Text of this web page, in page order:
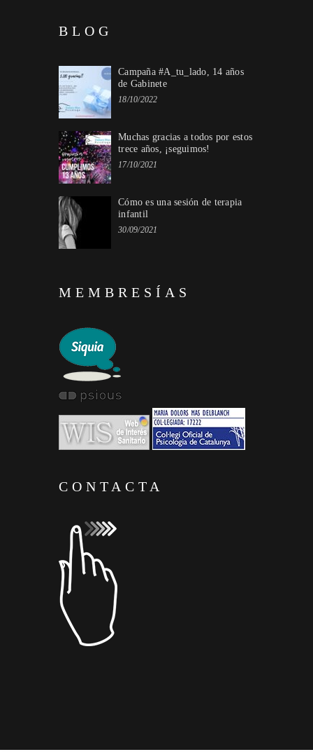
BLOG
Campaña #A_tu_lado, 14 años
de Gabinete
18/10/2022
Muchas gracias a todos por estos
trece años, ¡seguimos!
17/10/2021
Cómo es una sesión de terapia
infantil
30/09/2021
MEMBRESÍAS
CONTACTA